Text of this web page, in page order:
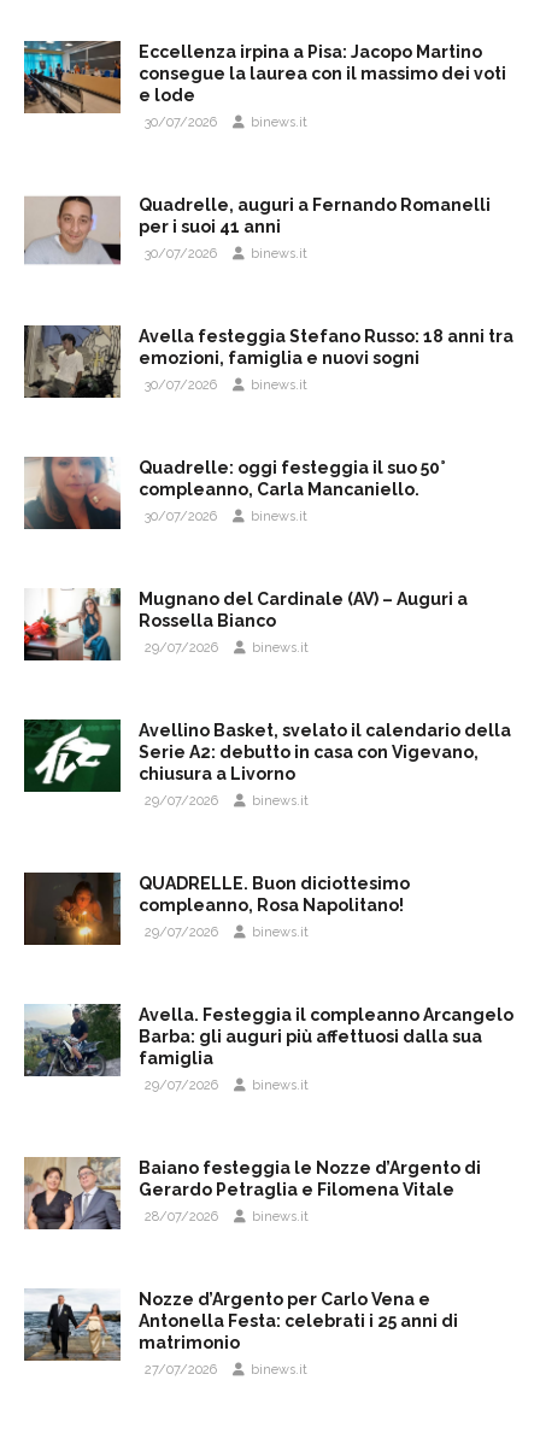
Eccellenza irpina a Pisa: Jacopo Martino
consegue la laurea con il massimo dei voti
e lode
30/07/2026 binews.it
Quadrelle, auguri a Fernando Romanelli
per i suoi 41 anni
30/07/2026 binews.it
Avella festeggia Stefano Russo: 18 anni tra
emozioni, famiglia e nuovi sogni
30/07/2026 binews.it
Quadrelle: oggi festeggia il suo 50°
compleanno, Carla Mancaniello.
30/07/2026 binews.it
Mugnano del Cardinale (AV) – Auguri a
Rossella Bianco
29/07/2026 binews.it
Avellino Basket, svelato il calendario della
Serie A2: debutto in casa con Vigevano,
chiusura a Livorno
29/07/2026 binews.it
QUADRELLE. Buon diciottesimo
compleanno, Rosa Napolitano!
29/07/2026 binews.it
Avella. Festeggia il compleanno Arcangelo
Barba: gli auguri più affettuosi dalla sua
famiglia
29/07/2026 binews.it
Baiano festeggia le Nozze d’Argento di
Gerardo Petraglia e Filomena Vitale
28/07/2026 binews.it
Nozze d’Argento per Carlo Vena e
Antonella Festa: celebrati i 25 anni di
matrimonio
27/07/2026 binews.it